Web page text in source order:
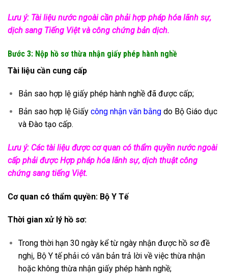
Lưu ý: Tài liệu nước ngoài cần phải hợp pháp hóa lãnh sự,
dịch sang Tiếng Việt và công chứng bản dịch.
Bước 3: Nộp hồ sơ thừa nhận giấy phép hành nghề
Tài liệu cần cung cấp
Bản sao hợp lệ giấy phép hành nghề đã được cấp;
Bản sao hợp lệ Giấy công nhận văn bằngdo Bộ Giáo dục
và Đào tạo cấp.
Lưu ý: Các tài liệu được cơ quan có thẩm quyền nước ngoài
cấp phải được Hợp pháp hóa lãnh sự, dịch thuật công
chứng sang tiếng Việt.
Cơ quan có thẩm quyền: Bộ Y Tế
Thời gian xử lý hồ sơ:
Trong thời hạn 30 ngày kể từ ngày nhận được hồ sơ đề
nghị, Bộ Y tế phải có văn bản trả lời về việc thừa nhận
hoặc không thừa nhận giấy phép hành nghề;